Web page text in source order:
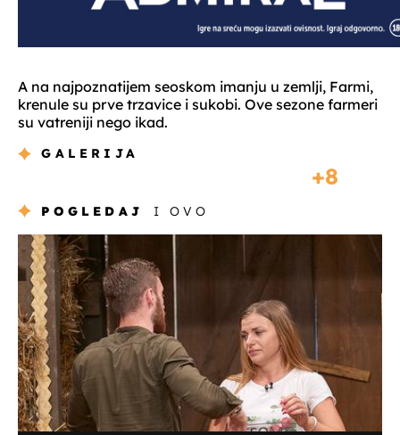
A na najpoznatijem seoskom imanju u zemlji, Farmi,
krenule su prve trzavice i sukobi. Ove sezone farmeri
su vatreniji nego ikad.
GALERIJA
8
POGLEDAJ I OVO